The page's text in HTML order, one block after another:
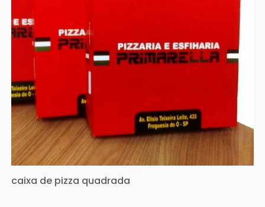
caixa de pizza quadrada